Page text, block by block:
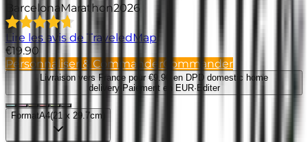
BarcelonaMarathon2026
Lire les avis de TraveledMap
€19.90
Personnaliser & CommanderCommander
Livraison vers France pour €9.90 en DPD domestic home
delivery Paiement en EUR· Editer
FormatA4(21 x 29.7cm